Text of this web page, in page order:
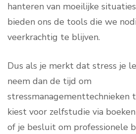
hanteren van moeilijke
bieden ons de tools die we
veerkrachtig te blijven.
Dus als je merkt dat stress je
neem dan de tijd om
stressmanagementtechnieken
kiest voor zelfstudie via
of je besluit om professionele